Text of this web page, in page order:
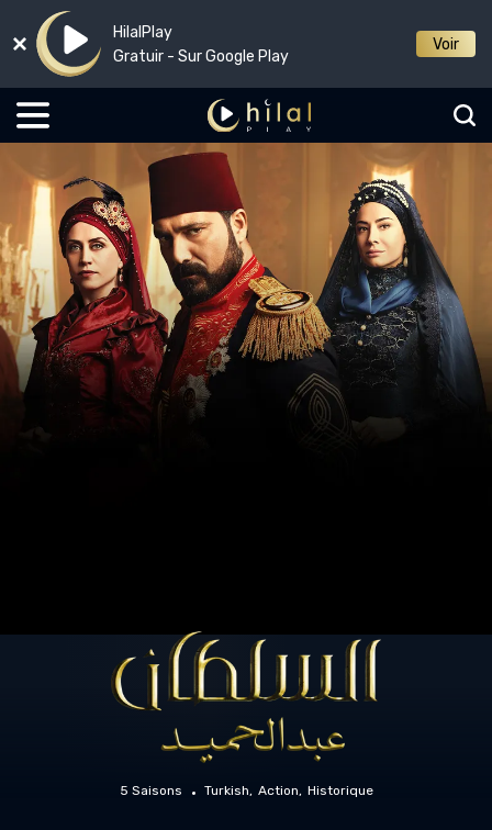
HilalPlay
Gratuir - Sur Google Play
Voir
5 Saisons Turkish Action Historique